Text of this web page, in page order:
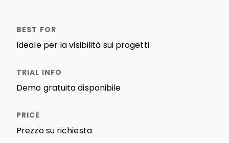
Ideale per la visibilità sui progetti
Demo gratuita disponibile
Prezzo su richiesta